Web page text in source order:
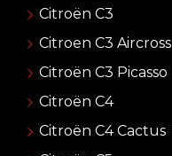
Citroën C3
Citroen C3 Aircross
Citroën C3 Picasso
Citroën C4
Citroën C4 Cactus